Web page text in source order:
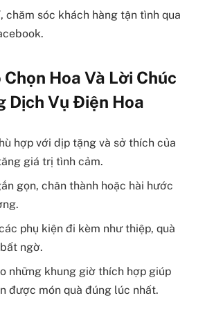
chăm sóc khách hàng tận tình qua
Hoa Và Lời Chúc
Dịch Vụ Điện Hoa
hợp với dịp tặng và sở thích của
giá trị tình cảm.
gọn, chân thành hoặc hài hước
phụ kiện đi kèm như thiệp, quà
ngờ.
những khung giờ thích hợp giúp
được món quà đúng lúc nhất.